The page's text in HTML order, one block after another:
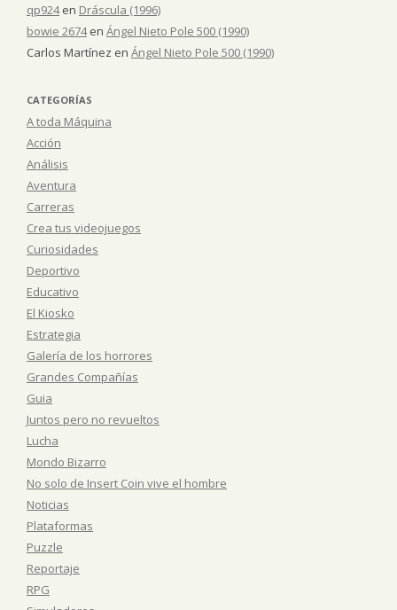
qp924en Dráscula (1996)
bowie 2674en Ángel Nieto Pole 500 (1990)
Carlos Martínez en Ángel Nieto Pole 500 (1990)
CATEGORÍAS
A toda Máquina
Acción
Análisis
Aventura
Carreras
Crea tus videojuegos
Curiosidades
Deportivo
Educativo
El Kiosko
Estrategia
Galería de los horrores
Grandes Compañías
Guia
Juntos pero no revueltos
Lucha
Mondo Bizarro
No solo de Insert Coin vive el hombre
Noticias
Plataformas
Puzzle
Reportaje
RPG